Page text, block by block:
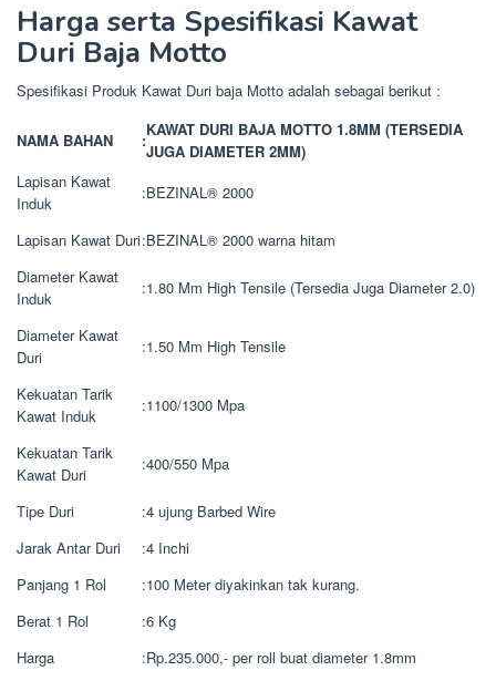
Harga serta Spesifikasi Kawat
Duri Baja Motto
Spesifikasi Produk Kawat Duri baja Motto adalah sebagai berikut :
NAMA BAHAN :
KAWAT DURI BAJA MOTTO 1.8MM (TERSEDIA
JUGA DIAMETER 2MM)
Lapisan Kawat
Induk
:BEZINAL® 2000
Lapisan Kawat Duri:BEZINAL® 2000 warna hitam
Diameter Kawat
Induk
:1.80 Mm High Tensile (Tersedia Juga Diameter 2.0)
Diameter Kawat
Duri
:1.50 Mm High Tensile
Kekuatan Tarik
Kawat Induk
:1100/1300 Mpa
Kekuatan Tarik
Kawat Duri
:400/550 Mpa
Tipe Duri :4 ujung Barbed Wire
Jarak Antar Duri
:4 Inchi
Panjang 1 Rol
:100 Meter diyakinkan tak kurang.
Berat 1 Rol
:6 Kg
Harga
:Rp.235.000,- per roll buat diameter 1.8mm